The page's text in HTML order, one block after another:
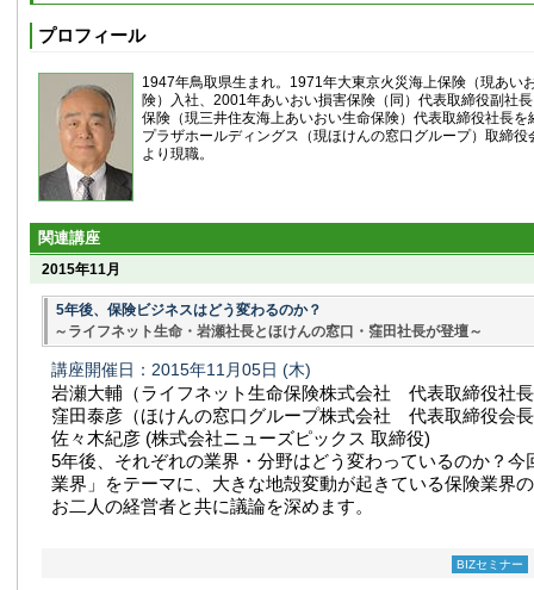
プロフィール
1947年鳥取県生まれ。1971年大東京火災海上保険（現あい
険）入社、2001年あいおい損害保険（同）代表取締役副社
保険（現三井住友海上あいおい生命保険）代表取締役社長
プラザホールディングス（現ほけんの窓口グループ）取締
より現職。
関連講座
2015年11月
5年後、保険ビジネスはどう変わるのか？
～ライフネット生命・岩瀬社長とほけんの窓口・窪田社長が登壇～
講座開催日：2015年11月05日 (木)
岩瀬大輔（ライフネット生命保険株式会社 代表取締役社
窪田泰彦（ほけんの窓口グループ株式会社 代表取締役会
佐々木紀彦 (株式会社ニューズピックス 取締役)
5年後、それぞれの業界・分野はどう変わっているのか？今
業界」をテーマに、大きな地殻変動が起きている保険業界
お二人の経営者と共に議論を深めます。
BIZセミナー